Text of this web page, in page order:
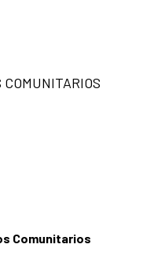
Comunitarios